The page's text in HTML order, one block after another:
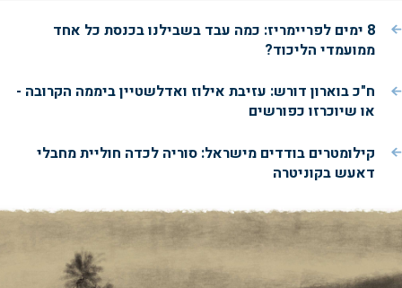
8 ימים לפריימריז: כמה עבד בשבילנו בכנסת כל אחד
ממועמדי הליכוד?
ח"כ בוארון דורש: עזיבת אילוז ואדלשטיין ביממה הקרובה -
או שיוכרזו כפורשים
קילומטרים בודדים מישראל: סוריה לכדה חוליית מחבלי
דאעש בקוניטרה